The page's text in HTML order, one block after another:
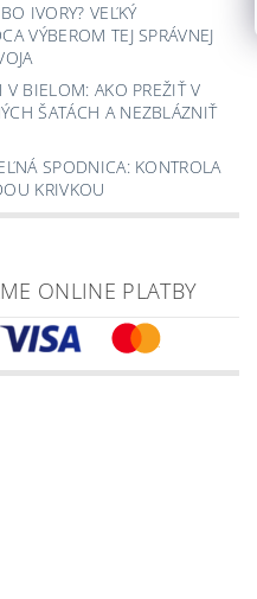
IVORY? VEĽKÝ
VÝBEROM TEJ SPRÁVNEJ
BIELOM: AKO PREŽIŤ V
ŠATÁCH A NEZBLÁZNIŤ
SPODNICA: KONTROLA
KRIVKOU
ONLINE PLATBY